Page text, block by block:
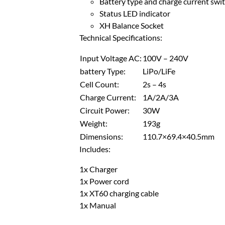
Status LED indicator
XH Balance Socket
Technical Specifications:
Input Voltage AC: 100V – 240V
battery Type:
LiPo/LiFe
Cell Count:
2s – 4s
Charge Current:
1A/2A/3A
Circuit Power:
30W
Weight:
193g
Dimensions:
110.7×69.4×40.5mm
Includes:
1x Charger
1x Power cord
1x XT60 charging cable
1x Manual